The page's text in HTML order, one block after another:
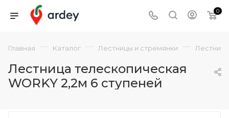
0
Главная — Каталог — Лестницы и стремянки —
Лестница телескопическая
WORKY 2,2м 6 ступеней